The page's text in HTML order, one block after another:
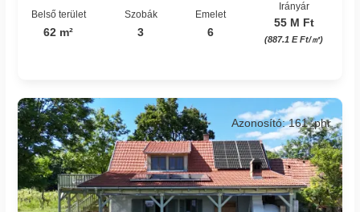
Belső terület
62 m²
Szobák
3
Emelet
6
Irányár
55 M Ft
(887.1 E Ft/㎡)
Azonosító: 161_phr